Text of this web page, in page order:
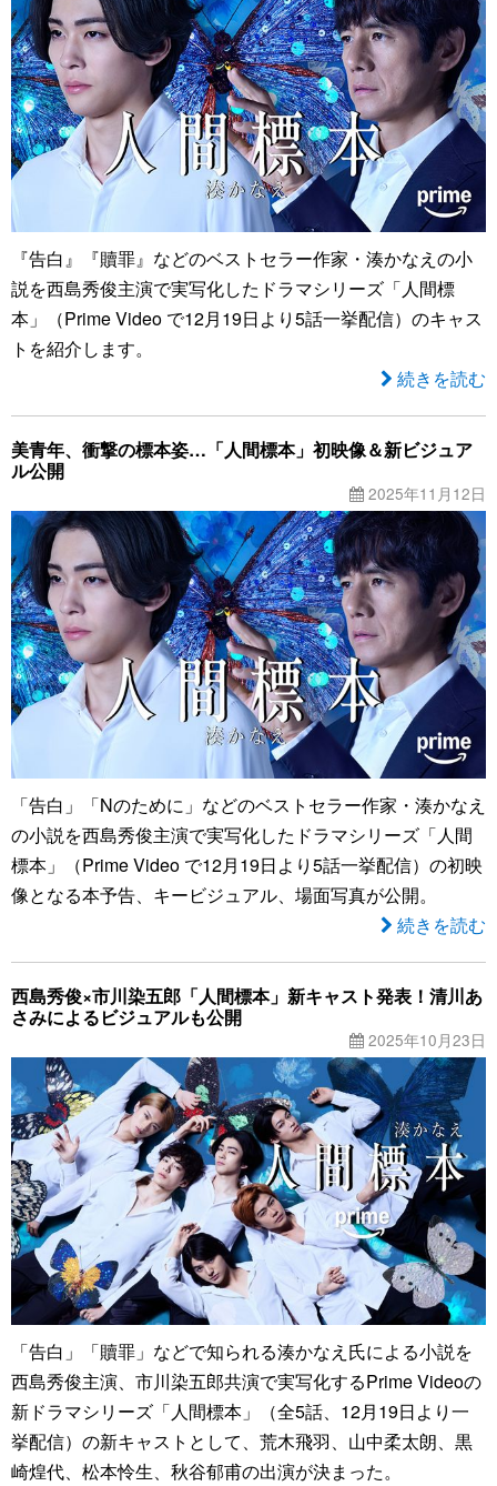
『告白』『贖罪』などのベストセラー作家・湊かなえの小
説を西島秀俊主演で実写化したドラマシリーズ「人間標
本」（Prime Video で12月19日より5話一挙配信）のキャス
トを紹介します。
続きを読む
美青年、衝撃の標本姿…「人間標本」初映像＆新ビジュア
ル公開
2025年11月12日
「告白」「Nのために」などのベストセラー作家・湊かなえ
の小説を西島秀俊主演で実写化したドラマシリーズ「人間
標本」（Prime Video で12月19日より5話一挙配信）の初映
像となる本予告、キービジュアル、場面写真が公開。
続きを読む
西島秀俊×市川染五郎「人間標本」新キャスト発表！清川あ
さみによるビジュアルも公開
2025年10月23日
「告白」「贖罪」などで知られる湊かなえ氏による小説を
西島秀俊主演、市川染五郎共演で実写化するPrime Videoの
新ドラマシリーズ「人間標本」（全5話、12月19日より一
挙配信）の新キャストとして、荒木飛羽、山中柔太朗、黒
崎煌代、松本怜生、秋谷郁甫の出演が決まった。